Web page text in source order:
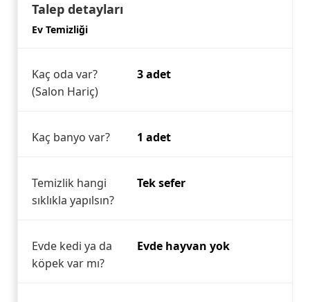
Talep detayları
Ev Temizliği
Kaç oda var?
(Salon Hariç)
3 adet
Kaç banyo var? 1 adet
Temizlik hangi
sıklıkla yapılsın?
Tek sefer
Evde kedi ya da
köpek var mı?
Evde hayvan yok